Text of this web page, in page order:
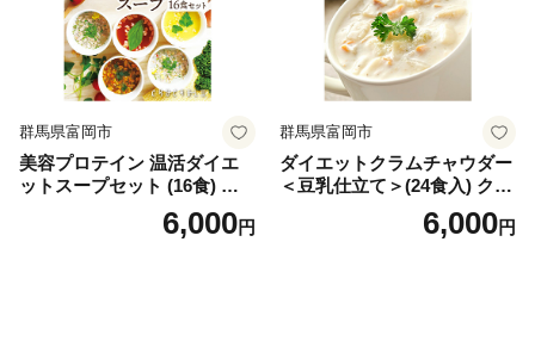
群馬県富岡市
美容プロテイン 温活ダイエ
ットスープセット (16食) 小
分け スープ 食べ比べ セット
詰合せ クラムチャウダー チ
6,000円
群馬県富岡市
ダイエットクラムチャウダー
＜豆乳仕立て＞(24食入) クラ
ムチャウダー 豆乳 ダイエッ
ト スープ プロテイン たんぱ
6,000円